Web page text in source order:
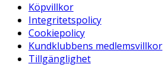
Köpvillkor
Integritetspolicy
Cookiepolicy
Kundklubbens medlemsvillkor
Tillgänglighet